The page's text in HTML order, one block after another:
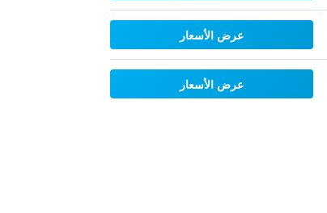
عرض الأسعار
عرض الأسعار